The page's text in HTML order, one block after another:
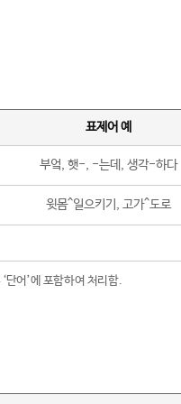
표제어 예
부엌, 햇-, -는데, 생각-하다
윗몸^일으키기, 고가^도로
단어’에 포함하여 처리함.